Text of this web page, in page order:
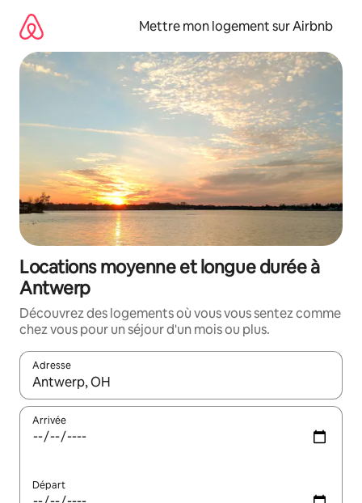
directement
contenu
Mettre mon logement sur Airbnb
Locations moyenne et longue durée à
Antwerp
Découvrez des logements où vous vous sentez comme
chez vous pour un séjour d'un mois ou plus.
Adresse
Lorsque les résultats s'affichent, utilisez les flèches vers le
Arrivée
Départ